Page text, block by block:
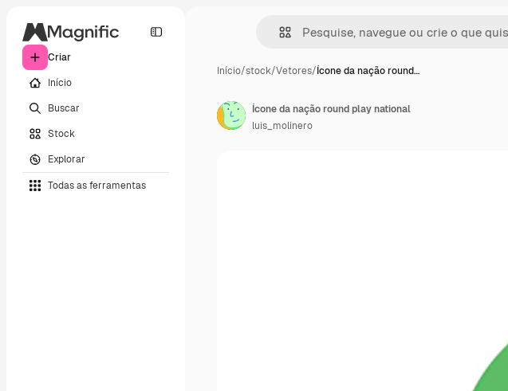
Criar
Início
Buscar
Stock
Explorar
Todas as ferramentas
Início/stock/Vetores/Ícone da nação round…
Ícone da nação round play national
luis_molinero